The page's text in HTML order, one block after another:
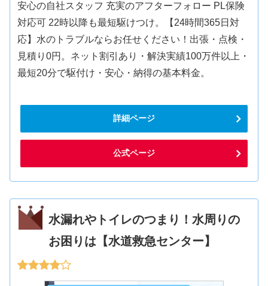
安心の自社スタッフ 充実のアフターフォロー PL保険
対応可 22時以降も最短駆けつけ。【24時間365日対
応】水のトラブルならお任せください！出張・点検・
見積り0円。ネット割引あり・解決実績100万件以上・
最短20分で駆付け・安心・納得の基本料金。
詳細ページ
公式ページ
水漏れやトイレのつまり！水周りの
お困りは【水道救急センター】